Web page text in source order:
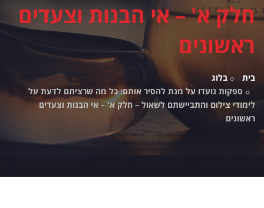
חלק א' – אי הבנות וצעדים
ראשונים
בית
בלוג
ספקות נועדו על מנת להסיר אותם: כל מה שרציתם לדעת על
לימודי צילום והתביישתם לשאול – חלק א' – אי הבנות וצעדים
ראשונים